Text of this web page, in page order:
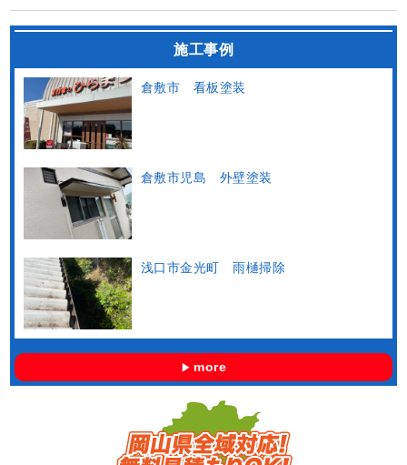
施工事例
倉敷市 看板塗装
倉敷市児島 外壁塗装
浅口市金光町 雨樋掃除
more